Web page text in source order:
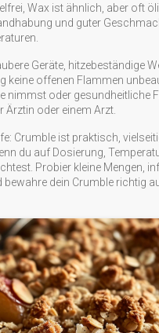
Wax ist ähnlich, aber oft
und guter
Geräte, hitzebeständige
keine offenen Flammen
nimmst oder gesundheitliche
oder einem Arzt.
Crumble ist praktisch,
du auf Dosierung,
Probier kleine Mengen,
dein Crumble richtig